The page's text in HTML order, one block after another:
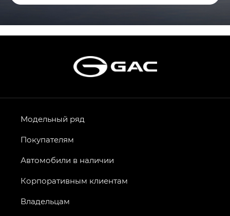
Модельный ряд
Покупателям
Автомобили в наличии
Корпоративным клиентам
Владельцам